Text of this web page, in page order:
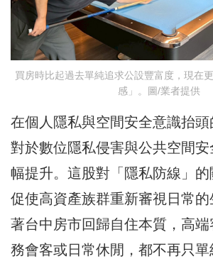
買房時比起過去單純追求公設豐富度，現在
感」。圖/業者提供
在個人隱私與空間安全意識抬頭
對於數位隱私侵害與公共空間
幅提升。這股對「隱私防線」
促使高資產族群重新審視日常
著台中房市回歸自住本質，高
務會客或日常休閒，都不再只